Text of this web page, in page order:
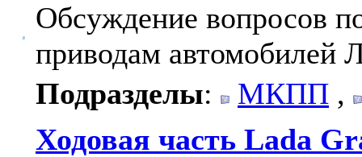
Обсуждение вопросов
приводам автомобилей
Подразделы: МКПП ,
Ходовая часть Lada